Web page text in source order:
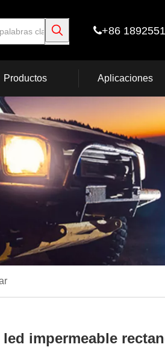
+86
Productos Aplicaciones
impermeable